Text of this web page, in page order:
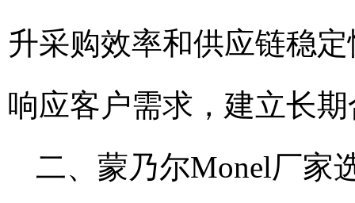
升采购效率和供应链稳
响应客户需求，建立长
二、蒙乃尔Monel厂家